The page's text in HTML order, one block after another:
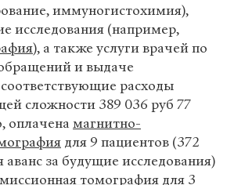
иммуногистохимия),
исследования (например,
), а также услуги врачей по
и выдаче
расходы
сложности 389 036 руб 77
оплачена магнитно-
для 9 пациентов (372
аванс за будущие исследования)
томография для 3